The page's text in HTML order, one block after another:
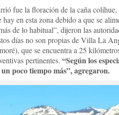
fue la floración de la caña
hay en esta zona debido a que se
de lo habitual”, dijeron las
días no son propias de Villa La
que se encuentra a 25
pertinentes. “Según los
poco tiempo más”, agregaron.